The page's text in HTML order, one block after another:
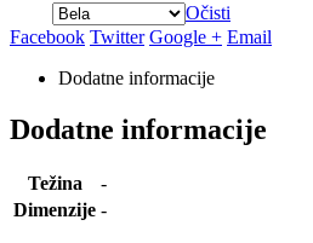
Očisti
Facebook Twitter Google + Email
Dodatne informacije
Dodatne informacije
Težina
-
Dimenzije -